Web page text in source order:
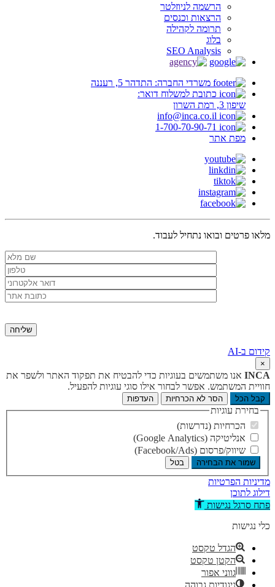
הרשמה לניוזלטר
הרצאות וכנסים
תרומה לקהילה
בלוג
SEO Analysis
משרדי החברה: התדהר 5, רעננה
כתובת למשלוח דואר:
שיפון 3, רמת השרון
info@inca.co.il
1-700-70-90-71
מפת אתר
מלאו פרטים ובואו נתחיל לעבוד.
קידום ב-AI
×
INCA אנו משתמשים בעוגיות כדי להבטיח את תפקוד האתר ולשפר את
חוויית המשתמש. אפשר לבחור אילו סוגי עוגיות להפעיל.
קבל הכל הסר לא הכרחיות העדפות
בחירת עוגיות
הכרחיות (נדרשות)
אנליטיקה (Google Analytics)
שיווק/פרסום (Facebook/Ads)
שמור את הבחירה בטל
מדיניות הפרטיות
דילוג לתוכן
פתח סרגל נגישות
כלי נגישות
הגדל טקסט
הקטן טקסט
גווני אפור